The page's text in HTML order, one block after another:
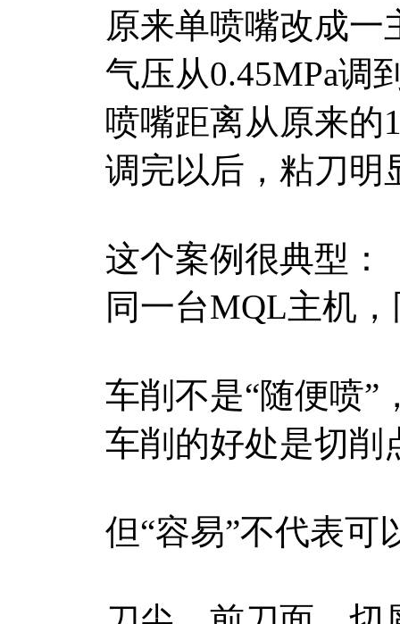
原来单喷嘴改成
气压从0.45MPa调
喷嘴距离从原来的
调完以后，粘刀明
这个案例很典型：
同一台MQL主机
车削不是“随便喷”
车削的好处是切削
但“容易”不代表可